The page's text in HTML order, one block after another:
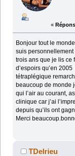
«
Bonjour tout le
suis
trois ans que je lis ce
d’espoirs qu’en
tétraplégique
beaucoup de monde
qui l’air au courant,
clinique car j’ai
depuis qu’ils ont
Merci
TDelrieu